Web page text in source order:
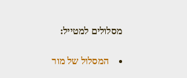
מסלולים למטייל:
המסלול של מור